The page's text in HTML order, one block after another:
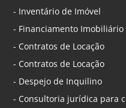
- Inventário de Imóvel
- Financiamento Imobiliário
- Contratos de Locação
- Contratos de Locação
- Despejo de Inquilino
- Consultoria jurídica para